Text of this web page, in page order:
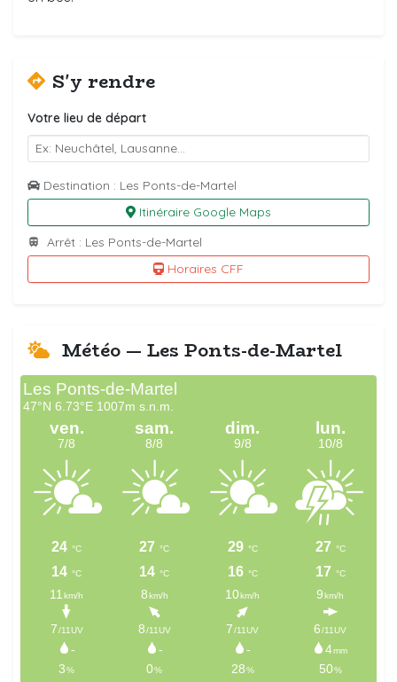
S'y rendre
Votre lieu de départ
Destination : Les Ponts-de-Martel
Itinéraire Google Maps
Arrêt : Les Ponts-de-Martel
Horaires CFF
Météo — Les Ponts-de-Martel